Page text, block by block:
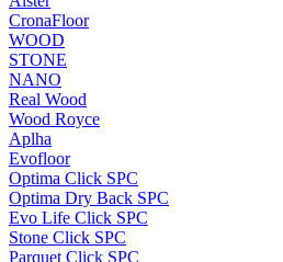
CronaFloor
WOOD
STONE
NANO
Real Wood
Wood Royce
Aplha
Evofloor
Optima Click SPC
Optima Dry Back SPC
Evo Life Click SPC
Stone Click SPC
Parquet Click SPC